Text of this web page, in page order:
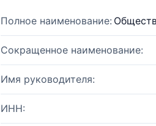
Полное наименование:
Сокращенное наименование:
Имя руководителя:
ИНН: